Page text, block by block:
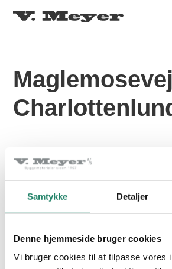
Samtykke Detaljer
Denne hjemmeside bruger cookies
Vi bruger cookies til at tilpasse vores
PRODUKTER
Tegltagsten
Facadetegl
Naturskifer
Alle produkter
OMFANG: